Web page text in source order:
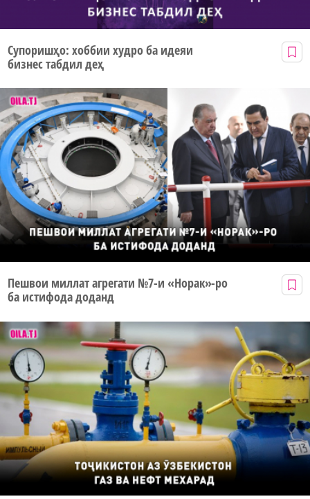
Супоришҳо: хоббии худро ба идеяи
бизнес табдил деҳ
Пешвои миллат агрегати №7-и «Норак»-ро
ба истифода доданд